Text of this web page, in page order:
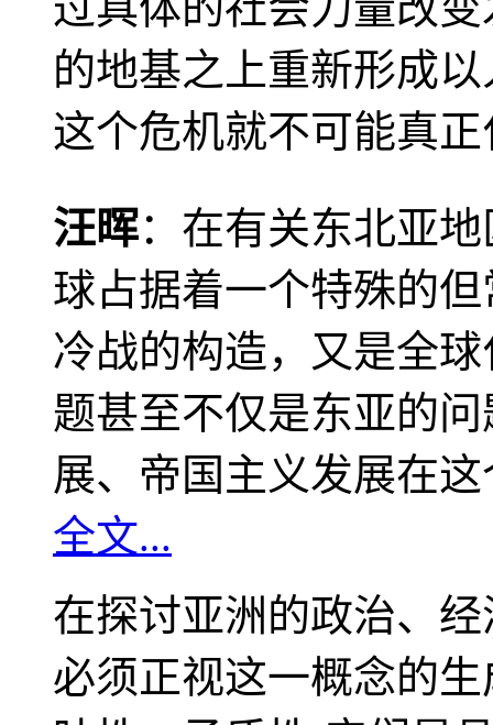
的地基之上重新形成
这个危机就不可能真
汪晖：在有关东北亚
球占据着一个特殊的
冷战的构造，又是全
题甚至不仅是东亚的
展、帝国主义发展在
全文...
在探讨亚洲的政治、
必须正视这一概念的